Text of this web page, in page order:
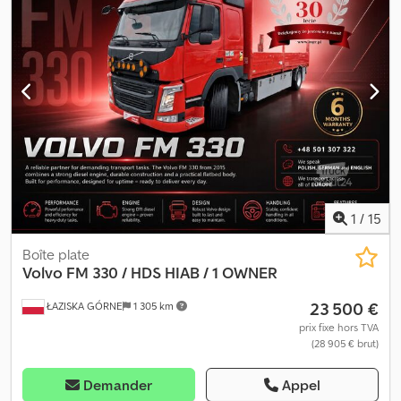
1 / 15
ŁAZISKA GÓRNE 1 305 km
Boîte plate
Volvo FM 330 / HDS HIAB / 1 OWNER
23 500 €
prix fixe hors TVA
(28 905 € brut)
Demander Appel